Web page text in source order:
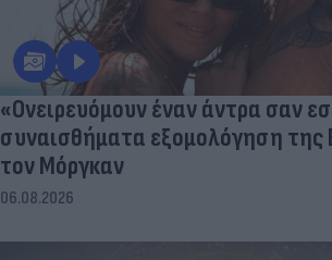
«Ονειρευόμουν έναν άντρα σαν
συναισθήματα εξομολόγηση της
τον Μόργκαν
06.08.2026